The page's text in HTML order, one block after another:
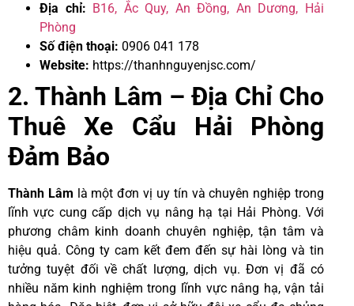
Địa chỉ: B16, Ắc Quy, An Đồng, An Dương, Hải
Phòng
Số điện thoại: 0906 041 178
Website: https://thanhnguyenjsc.com/
2. Thành Lâm – Địa Chỉ Cho
Thuê Xe Cẩu Hải Phòng
Đảm Bảo
Thành Lâm là một đơn vị uy tín và chuyên nghiệp trong
lĩnh vực cung cấp dịch vụ nâng hạ tại Hải Phòng. Với
phương châm kinh doanh chuyên nghiệp, tận tâm và
hiệu quả. Công ty cam kết đem đến sự hài lòng và tin
tưởng tuyệt đối về chất lượng, dịch vụ. Đơn vị đã có
nhiều năm kinh nghiệm trong lĩnh vực nâng hạ, vận tải